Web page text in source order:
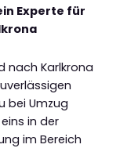
Experte für
nach Karlkrona
bei Umzug
in der
im Bereich